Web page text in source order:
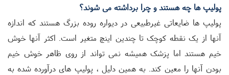
پولیپ ها چه هستند و چرا برداشته می شوند؟
پولیپ ها ضایعاتی غیرطبیعی در دیواره روده بزرگ هستند که اندازه
آنها از یک نقطه کوچک تا چندین اینچ متغیر است. اکثر آنها خوش
خیم هستند اما پزشک همیشه نمی تواند از روی ظاهر خوش خیم
بودن آنها را معین کند. به همین دلیل ، پولیپ های درآورده شده به